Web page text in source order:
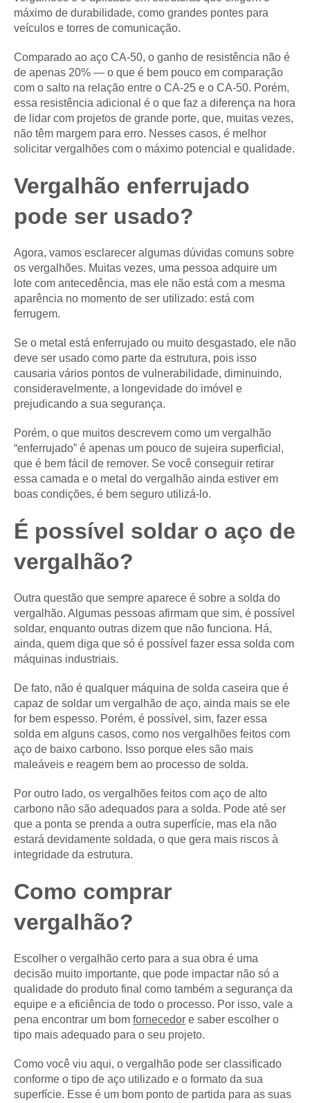
máximo de durabilidade, como grandes pontes para
veículos e torres de comunicação.
Comparado ao aço CA-50, o ganho de resistência não é
de apenas 20% — o que é bem pouco em comparação
com o salto na relação entre o CA-25 e o CA-50. Porém,
essa resistência adicional é o que faz a diferença na hora
de lidar com projetos de grande porte, que, muitas vezes,
não têm margem para erro. Nesses casos, é melhor
solicitar vergalhões com o máximo potencial e qualidade.
Vergalhão enferrujado
pode ser usado?
Agora, vamos esclarecer algumas dúvidas comuns sobre
os vergalhões. Muitas vezes, uma pessoa adquire um
lote com antecedência, mas ele não está com a mesma
aparência no momento de ser utilizado: está com
ferrugem.
Se o metal está enferrujado ou muito desgastado, ele não
deve ser usado como parte da estrutura, pois isso
causaria vários pontos de vulnerabilidade, diminuindo,
consideravelmente, a longevidade do imóvel e
prejudicando a sua segurança.
Porém, o que muitos descrevem como um vergalhão
“enferrujado” é apenas um pouco de sujeira superficial,
que é bem fácil de remover. Se você conseguir retirar
essa camada e o metal do vergalhão ainda estiver em
boas condições, é bem seguro utilizá-lo.
É possível soldar o aço de
vergalhão?
Outra questão que sempre aparece é sobre a solda do
vergalhão. Algumas pessoas afirmam que sim, é possível
soldar, enquanto outras dizem que não funciona. Há,
ainda, quem diga que só é possível fazer essa solda com
máquinas industriais.
De fato, não é qualquer máquina de solda caseira que é
capaz de soldar um vergalhão de aço, ainda mais se ele
for bem espesso. Porém, é possível, sim, fazer essa
solda em alguns casos, como nos vergalhões feitos com
aço de baixo carbono. Isso porque eles são mais
maleáveis e reagem bem ao processo de solda.
Por outro lado, os vergalhões feitos com aço de alto
carbono não são adequados para a solda. Pode até ser
que a ponta se prenda a outra superfície, mas ela não
estará devidamente soldada, o que gera mais riscos à
integridade da estrutura.
Como comprar
vergalhão?
Escolher o vergalhão certo para a sua obra é uma
decisão muito importante, que pode impactar não só a
qualidade do produto final como também a segurança da
equipe e a eficiência de todo o processo. Por isso, vale a
pena encontrar um bom fornecedor e saber escolher o
tipo mais adequado para o seu projeto.
Como você viu aqui, o vergalhão pode ser classificado
conforme o tipo de aço utilizado e o formato da sua
superfície. Esse é um bom ponto de partida para as suas